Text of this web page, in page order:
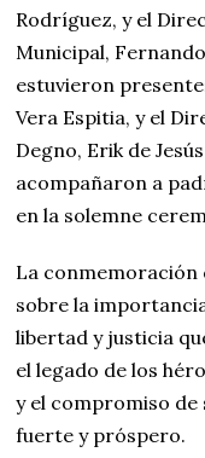
Rodríguez, y el
Municipal,
estuvieron
Vera Espitia, y el
Degno, Erik de
acompañaron a
en la solemne
La conmemoración
sobre la
libertad y justicia
el legado de los
y el compromiso
fuerte y próspero.